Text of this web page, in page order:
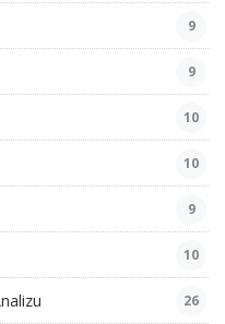
9
9
10
10
9
10
26